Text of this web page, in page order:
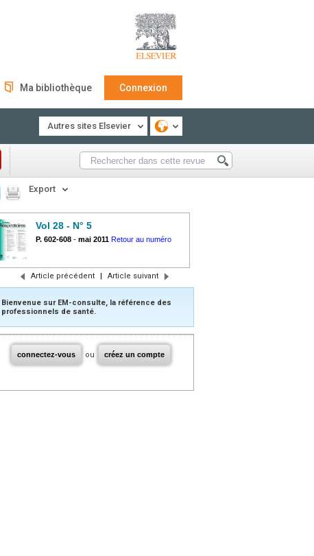
Ma bibliothèque Connexion
Autres sites Elsevier
Export
Vol 28 - N° 5
P. 602-608 - mai 2011 Retour au numéro
Article précédent | Article suivant
Bienvenue sur EM-consulte, la référence des
professionnels de santé.
connectez-vous ou créez un compte